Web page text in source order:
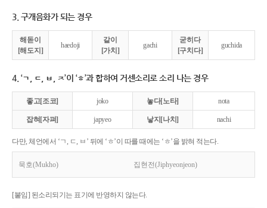
3. 구개음화가 되는 경우
해돋이
[해도지]
haedoji
같이
[가치]
gachi
굳히다
[구치다]
guchida
4. ‘ㄱ, ㄷ, ㅂ, ㅈ’이 ‘ㅎ’과 합하여 거센소리로 소리 나는 경우
좋고[조코] joko 놓다[노타] nota
잡혀[자펴] japyeo 낳지[나치] nachi
다만, 체언에서 ‘ㄱ, ㄷ, ㅂ’ 뒤에 ‘ㅎ’이 따를 때에는 ‘ㅎ’을 밝혀 적는다.
묵호(Mukho) 집현전(Jiphyeonjeon)
[붙임] 된소리되기는 표기에 반영하지 않는다.